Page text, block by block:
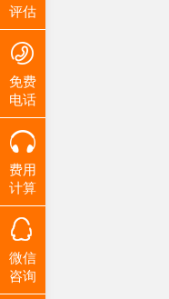
评估
免费
电话
费用
计算
微信
咨询